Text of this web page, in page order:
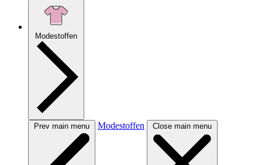
Modestoffen
Prev main menu Modestoffen Close main menu